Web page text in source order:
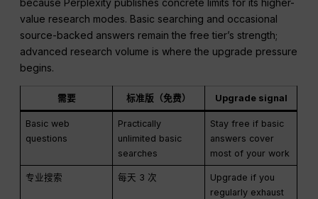
value research modes. Basic searching and occasional
source-backed answers remain the free tier’s strength;
advanced research volume is where the upgrade pressure
begins.
需要 标准版（免费） Upgrade signal
Basic web
questions
Practically
unlimited basic
searches
Stay free if basic
answers cover
most of your work
专业搜索 每天 3 次
Upgrade if you
regularly exhaust